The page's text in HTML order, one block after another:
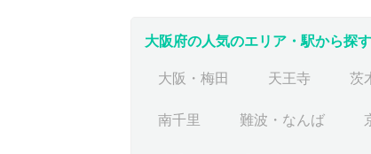
大阪府の人気のエリア・駅から探す
大阪・梅田 天王寺 茨
南千里 難波・なんば